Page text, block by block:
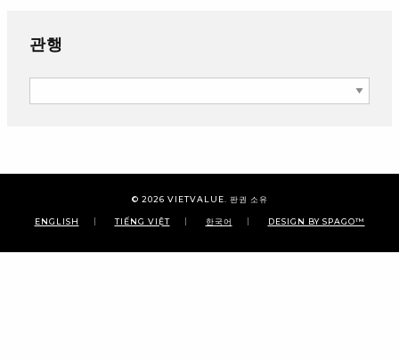
관행
© 2026 VIETVALUE . 판권 소유
ENGLISH TIẾNG VIỆT 한국어 DESIGN BY SPAGO™